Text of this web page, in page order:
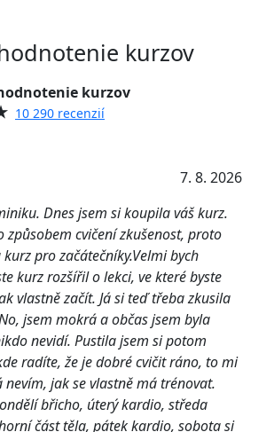
kurzov
kurzov
10 290 recenzií
7. 8. 2026
Dnes jsem si koupila váš kurz.
způsobem cvičení zkušenost, proto
pro začátečníky.Velmi bych
kurz rozšířil o lekci, ve které byste
vlastně začít. Já si teď třeba zkusila
jsem mokrá a občas jsem byla
nevidí. Pustila jsem si potom
radíte, že je dobré cvičit ráno, to mi
nevím, jak se vlastně má trénovat.
břicho, úterý kardio, středa
část těla, pátek kardio, sobota si